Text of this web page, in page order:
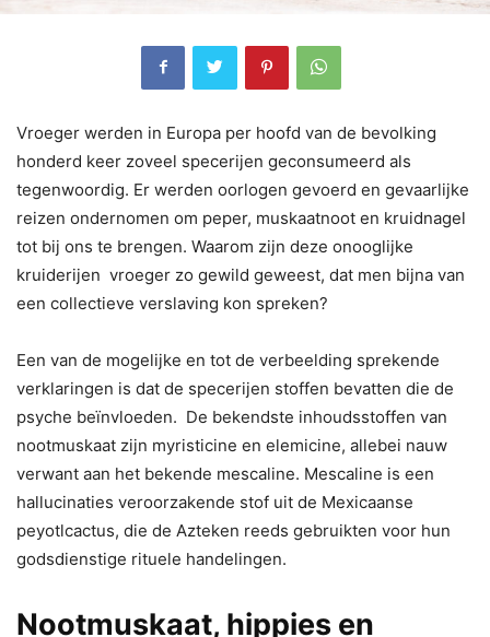
Vroeger werden in Europa per hoofd van de bevolking
honderd keer zoveel specerijen geconsumeerd als
tegenwoor­dig. Er werden oorlogen gevoerd en gevaarlijke
reizen ondernomen om peper, muskaatnoot en kruidnagel
tot bij ons te brengen. Waarom zijn deze onooglijke
kruiderijen vroeger zo gewild geweest, dat men bijna van
een collectieve verslaving kon spreken?
Een van de mogelijke en tot de verbeelding sprekende
verklaringen is dat de spece­rijen stoffen bevatten die de
psyche beïnvloeden. De bekendste inhoudsstoffen van
nootmuskaat zijn myristicine en elemicine, allebei nauw
verwant aan het bekende mescaline. Mescaline is een
hallucinaties veroorzakende stof uit de Mexicaanse
peyotlcactus, die de Azteken reeds gebruikten voor hun
godsdienstige rituele handelingen.
Nootmuskaat, hippies en